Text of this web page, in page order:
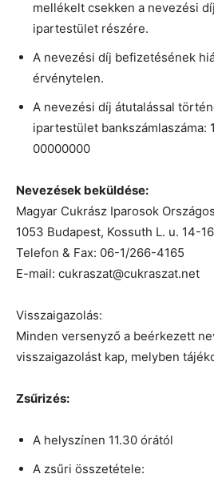
mellékelt csekken a nevezési
ipartestület részére.
A nevezési díj befizetésének
érvénytelen.
A nevezési díj átutalással
ipartestület bankszámlaszáma:
00000000
Nevezések beküldése:
Magyar Cukrász Iparosok
1053 Budapest, Kossuth L. u. 14-
Telefon & Fax: 06-1/266-4165
E-mail: cukraszat@cukraszat.net
Visszaigazolás:
Minden versenyző a beérkezett
visszaigazolást kap, melyben
Zsűrizés:
A helyszínen 11.30 órától
A zsűri összetétele: